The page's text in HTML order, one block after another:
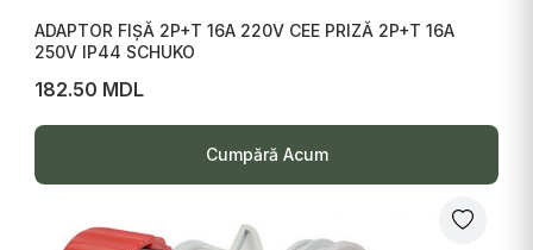
ADAPTOR FIȘĂ 2P+T 16A 220V CEE PRIZĂ 2P+T 16A
250V IP44 SCHUKO
182.50 MDL
Cumpără Acum